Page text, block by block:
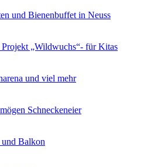
und Bienenbuffet in Neuss
„Wildwuchs“- für Kitas
und viel mehr
Schneckeneier
Balkon